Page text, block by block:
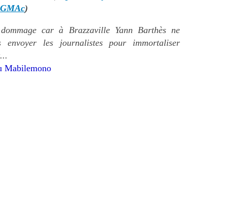
)
car à Brazzaville Yann Barthès ne
envoyer les journalistes pour immortaliser
Mabilemono